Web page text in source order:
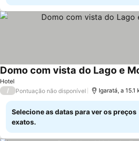
Hotel
Domo com vista do Lago e
/ Pontuação não disponível Igaratá, a 15.1
Selecione as datas para ver os preços
exatos.